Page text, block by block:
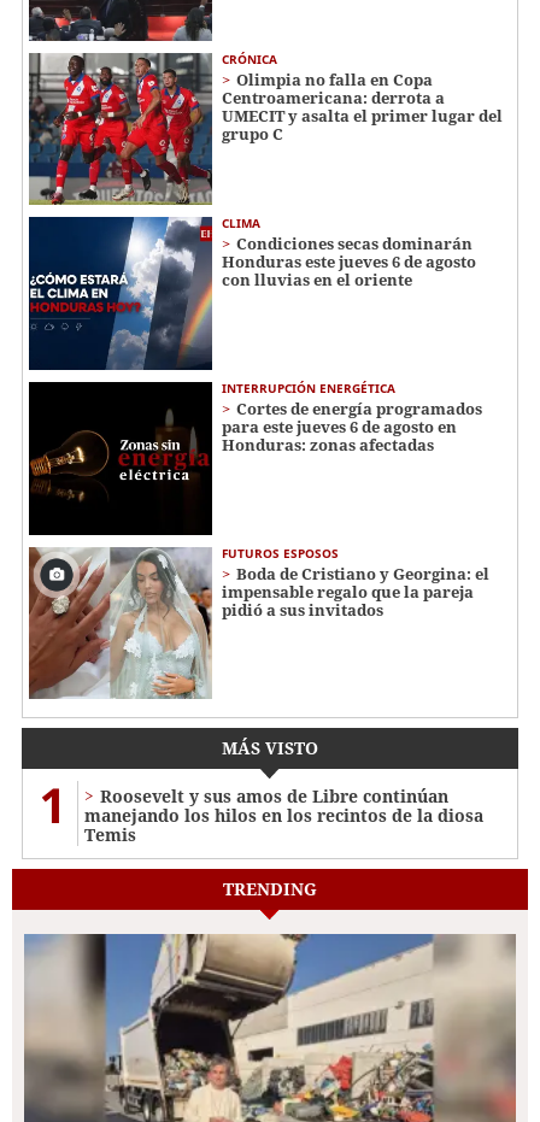
CRÓNICA
Olimpia no falla en Copa
Centroamericana: derrota a
UMECIT y asalta el primer lugar del
grupo C
CLIMA
Condiciones secas dominarán
Honduras este jueves 6 de agosto
con lluvias en el oriente
INTERRUPCIÓN ENERGÉTICA
Cortes de energía programados
para este jueves 6 de agosto en
Honduras: zonas afectadas
FUTUROS ESPOSOS
Boda de Cristiano y Georgina: el
impensable regalo que la pareja
pidió a sus invitados
MÁS VISTO
1
Roosevelt y sus amos de Libre continúan
manejando los hilos en los recintos de la diosa
Temis
TRENDING